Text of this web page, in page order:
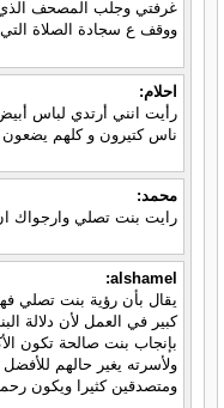
غرفتي وجلب المصحف الذي
ووقف ع سجادة الصلاة التي
احلام:
رأيت انني أرتدي لباس
ناس كتيرون و كلهم يضعون
محمد:
رايت بنت تصلي وارجواك
alshamel:
يقال بأن رؤية بنت تصلي
كبير في العمل لأن دلالة
بإنجاب بنت صالحة تكون
ولأسرته يغير حالهم
ومتصدقين كثيرا ويكون